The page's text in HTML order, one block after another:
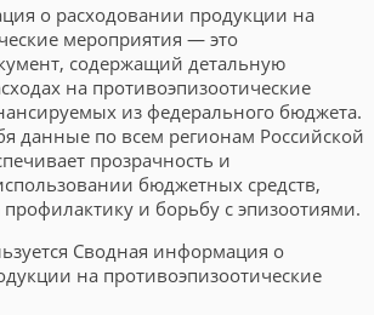
о расходовании продукции на
мероприятия — это
содержащий детальную
на противоэпизоотические
из федерального бюджета.
данные по всем регионам Российской
прозрачность и
бюджетных средств,
и борьбу с эпизоотиями.
Сводная информация о
на противоэпизоотические